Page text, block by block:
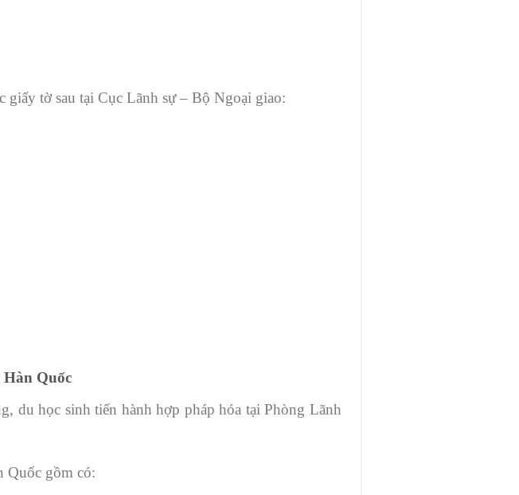
giấy tờ sau tại Cục Lãnh sự – Bộ Ngoại giao:
Quốc
du học sinh tiến hành hợp pháp hóa tại Phòng Lãnh
Quốc gồm có: